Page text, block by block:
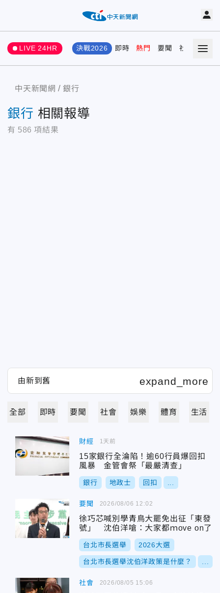
LIVE 24HR 決戰2026 即時 熱門 要聞 社會 娛樂
中天新聞網 銀行
銀行 相關報導
有 586 項結果
全部 即時 要聞 社會 娛樂 體育 生活
財經
15家銀行全淪陷！逾60行員爆回扣
風暴 金管會祭「最嚴清查」
銀行 地政士 回扣
1天前
要聞
徐巧芯喊別學青鳥大罷免出征「東發
號」 沈伯洋嗆：大家都ｍove on了
台北市長選舉 2026大選
台北市長選舉沈伯洋政策是什麼？
2026/08/06 12:02
社會 2026/08/05 15:06